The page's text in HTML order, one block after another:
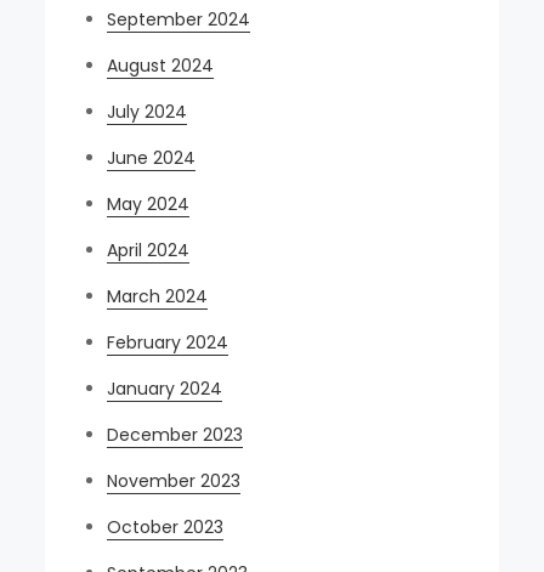
September 2024
August 2024
July 2024
June 2024
May 2024
April 2024
March 2024
February 2024
January 2024
December 2023
November 2023
October 2023